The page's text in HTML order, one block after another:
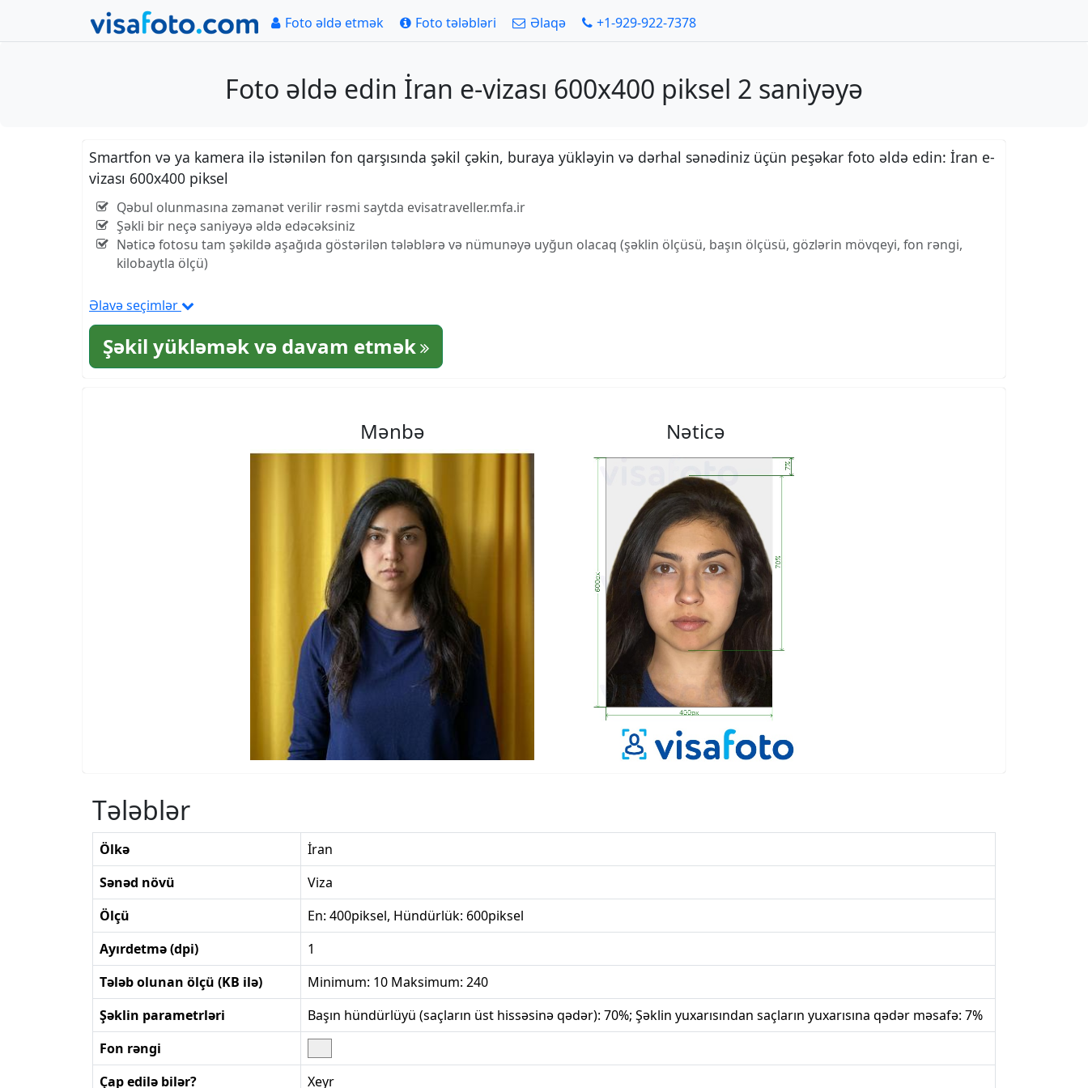
Foto əldə etmək Foto tələbləri Əlaqə +1-929-922-7378
Foto əldə edin İran e-vizası 600x400 piksel 2 saniyəyə
Smartfon və ya kamera ilə istənilən fon qarşısında şəkil çəkin, buraya yükləyin və dərhal sənədiniz üçün peşəkar foto əldə edin: İran e-
vizası 600x400 piksel
Qəbul olunmasına zəmanət verilir rəsmi saytda evisatraveller.mfa.ir
Şəkli bir neçə saniyəyə əldə edəcəksiniz
Nəticə fotosu tam şəkildə aşağıda göstərilən tələblərə və nümunəyə uyğun olacaq (şəklin ölçüsü, başın ölçüsü, gözlərin mövqeyi, fon rəngi,
kilobaytla ölçü)
Əlavə seçimlər
Şəkil yükləmək və davam etmək
Mənbə Nəticə
Tələblər
Ölkə
İran
Sənəd növü
Viza
Ölçü
En: 400piksel, Hündürlük: 600piksel
Ayırdetmə (dpi)
1
Tələb olunan ölçü (KB ilə)
Minimum: 10 Maksimum: 240
Şəklin parametrləri
Başın hündürlüyü (saçların üst hissəsinə qədər): 70%; Şəklin yuxarısından saçların yuxarısına qədər məsafə: 7%
Fon rəngi
Çap edilə bilər?
Xeyr